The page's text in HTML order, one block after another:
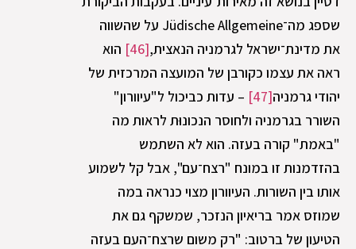
שספג מה־Jüdische Allgemeine על שהשווה
את מדינת־ישראל לגרמניה הנאצית,[46]
הוא
ראה את עצמו כקורבן של המועצה המרכזית של
יהודי גרמניה[47]
– עדות כביכול ל"עיוורון"
השורר בגרמניה ולחוסר הנכונוּת לראות מה
"באמת" קורה בעזה. הוא לא השתמש
בהזדמנות זו במונח "רצח־עם", אבל קל לשמוע
אותו בין השורות. העיוורון מצוי כנראה במה
שמוזס אמר בריאיון הנזכר, שמשקף גם את
הטיעון של ברטוב: "רק משום שרצח־העם בעזה